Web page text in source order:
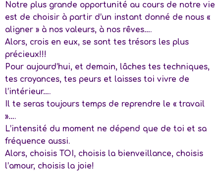
Notre plus grande opportunité au cours de notre vie
est de choisir à partir d’un instant donné de nous «
aligner » à nos valeurs, à nos rêves….
Alors, crois en eux, se sont tes trésors les plus
précieux!!!
Pour aujourd’hui, et demain, lâches tes techniques,
tes croyances, tes peurs et laisses toi vivre de
l’intérieur….
Il te seras toujours temps de reprendre le « travail
»….
L’intensité du moment ne dépend que de toi et sa
fréquence aussi.
Alors, choisis TOI, choisis la bienveillance, choisis
l’amour, choisis la joie!